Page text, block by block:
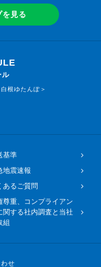
見る
ル
根ゆたんぽ＞
基準
地震速報
あるご質問
尊重、コンプライアン
関する社内調査と当社
組
せ